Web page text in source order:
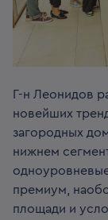
Г-н Леонидов
новейших
загородных
нижнем
премиум,
площади и